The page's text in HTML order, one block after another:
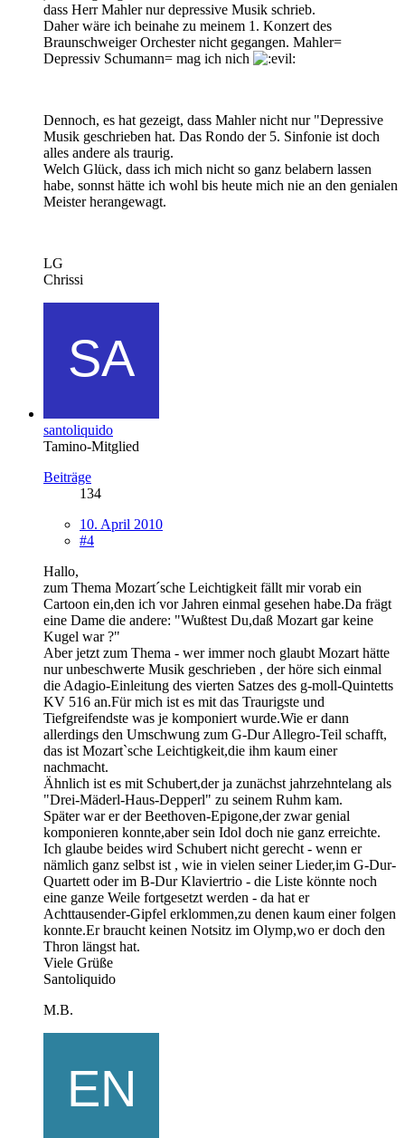
dass Herr Mahler nur depressive Musik schrieb.
Daher wäre ich beinahe zu meinem 1. Konzert des
Braunschweiger Orchester nicht gegangen. Mahler=
Depressiv Schumann= mag ich nich
Dennoch, es hat gezeigt, dass Mahler nicht nur "Depressive
Musik geschrieben hat. Das Rondo der 5. Sinfonie ist doch
alles andere als traurig.
Welch Glück, dass ich mich nicht so ganz belabern lassen
habe, sonnst hätte ich wohl bis heute mich nie an den genialen
Meister herangewagt.
LG
Chrissi
santoliquido
Tamino-Mitglied
Beiträge
134
10. April 2010
#4
Hallo,
zum Thema Mozart´sche Leichtigkeit fällt mir vorab ein
Cartoon ein,den ich vor Jahren einmal gesehen habe.Da frägt
eine Dame die andere: "Wußtest Du,daß Mozart gar keine
Kugel war ?"
Aber jetzt zum Thema - wer immer noch glaubt Mozart hätte
nur unbeschwerte Musik geschrieben , der höre sich einmal
die Adagio-Einleitung des vierten Satzes des g-moll-Quintetts
KV 516 an.Für mich ist es mit das Traurigste und
Tiefgreifendste was je komponiert wurde.Wie er dann
allerdings den Umschwung zum G-Dur Allegro-Teil schafft,
das ist Mozart`sche Leichtigkeit,die ihm kaum einer
nachmacht.
Ähnlich ist es mit Schubert,der ja zunächst jahrzehntelang als
"Drei-Mäderl-Haus-Depperl" zu seinem Ruhm kam.
Später war er der Beethoven-Epigone,der zwar genial
komponieren konnte,aber sein Idol doch nie ganz erreichte.
Ich glaube beides wird Schubert nicht gerecht - wenn er
nämlich ganz selbst ist , wie in vielen seiner Lieder,im G-Dur-
Quartett oder im B-Dur Klaviertrio - die Liste könnte noch
eine ganze Weile fortgesetzt werden - da hat er
Achttausender-Gipfel erklommen,zu denen kaum einer folgen
konnte.Er braucht keinen Notsitz im Olymp,wo er doch den
Thron längst hat.
Viele Grüße
Santoliquido
M.B.